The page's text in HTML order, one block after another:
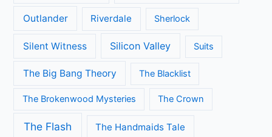
Outlander Riverdale Sherlock
Silent Witness Silicon Valley Suits
The Big Bang Theory The Blacklist
The Brokenwood Mysteries The Crown
The Flash The Handmaids Tale